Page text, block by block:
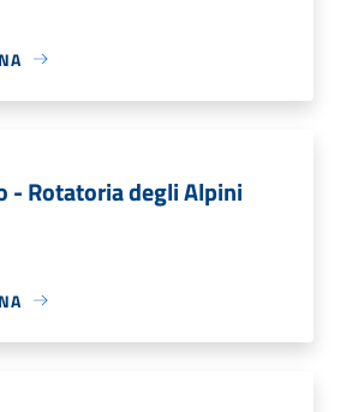
- Rotatoria degli Alpini